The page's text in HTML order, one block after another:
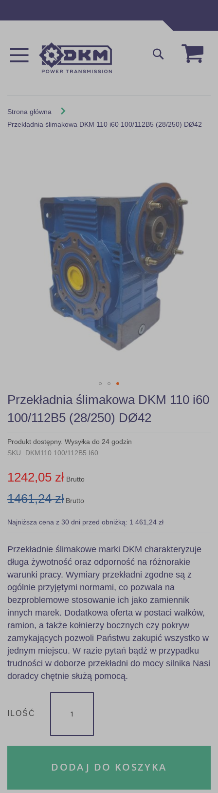
Mój
Szukaj
Strona główna
Przekładnia ślimakowa DKM 110 i60 100/112B5 (28/250) DØ42
Skip
to
the
beginning
the
images
Przekładnia ślimakowa DKM 110 i60
100/112B5 (28/250) DØ42
Produkt dostępny. Wysyłka do 24 godzin
SKU
DKM110 100/112B5 I60
1242,05 zł Brutto
1461,24 zł Brutto
Najniższa cena z 30 dni przed obniżką: 1 461,24 zł
Przekładnie ślimakowe marki DKM charakteryzuje
długa żywotność oraz odporność na różnorakie
warunki pracy. Wymiary przekładni zgodne są z
ogólnie przyjętymi normami, co pozwala na
bezproblemowe stosowanie ich jako zamiennik
innych marek. Dodatkowa oferta w postaci wałków,
ramion, a także kołnierzy bocznych czy pokryw
zamykających pozwoli Państwu zakupić wszystko w
jednym miejscu. W razie pytań bądź w przypadku
trudności w doborze przekładni do mocy silnika Nasi
doradcy chętnie służą pomocą.
ILOŚĆ
DODAJ DO KOSZYKA